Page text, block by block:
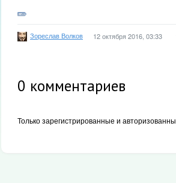
Зореслав Волков 12 октября 2016, 03:33
0 комментариев
Только зарегистрированные и